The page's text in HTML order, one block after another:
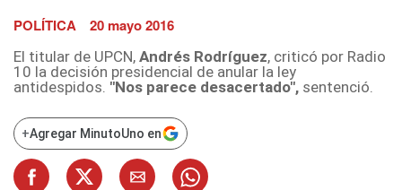
POLÍTICA 20 mayo 2016
El titular de UPCN, Andrés Rodríguez, criticó por Radio
10 la decisión presidencial de anular la ley
antidespidos. "Nos parece desacertado", sentenció.
+Agregar MinutoUno en